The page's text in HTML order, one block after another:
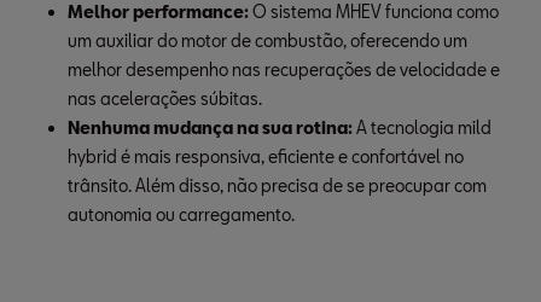
Melhor performance: O sistema MHEV funciona como
um auxiliar do motor de combustão, oferecendo um
melhor desempenho nas recuperações de velocidade e
nas acelerações súbitas.
Nenhuma mudança na sua rotina: A tecnologia mild
hybrid é mais responsiva, eficiente e confortável no
trânsito. Além disso, não precisa de se preocupar com
autonomia ou carregamento.